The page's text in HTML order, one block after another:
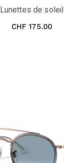
Lunettes de soleil
CHF 175.00